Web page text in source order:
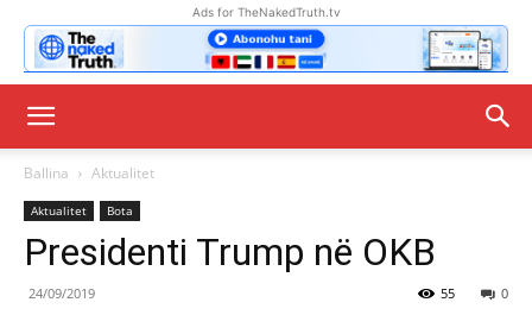
Ads for TheNakedTruth.tv
Ballina Aktualitet
Aktualitet Bota
Presidenti Trump në OKB
24/09/2019 0
55